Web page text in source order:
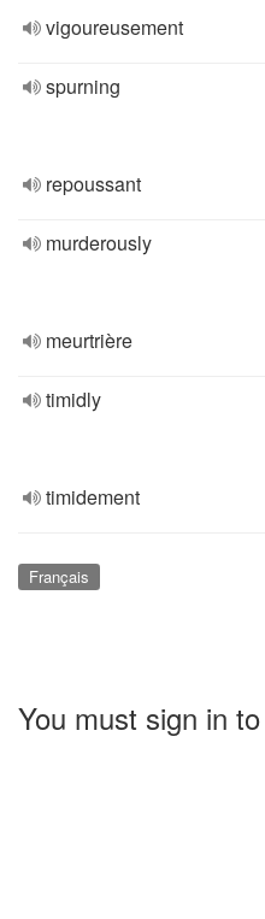
vigoureusement
spurning
repoussant
murderously
meurtrière
timidly
timidement
Français
You must sign in